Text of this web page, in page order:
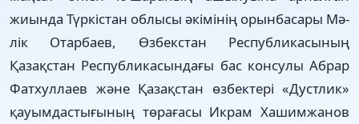
жиында Түркістан облы­сы әкімінің орынбасары Мә­
лік Отарбаев, Өзбекстан Рес­­пуб­ликасының
Қазақстан Рес­пуб­лика­сындағы бас консулы Абрар
Фат­хул­лаев және Қа­зақ­­­стан өз­бектері «Дустлик»
қауым­дас­­ты­ғының төрағасы Икрам Ха­шим­­жанов